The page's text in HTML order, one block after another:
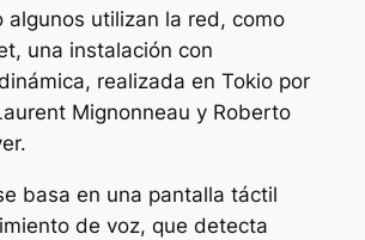
algunos utilizan la red, como
una instalación con
realizada en Tokio por
Mignonneau y Roberto
basa en una pantalla táctil
de voz, que detecta